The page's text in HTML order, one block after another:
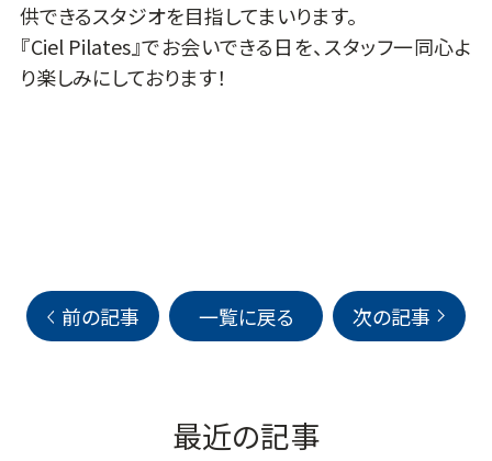
供できるスタジオを目指してまいります。
『Ciel Pilates』でお会いできる日を、スタッフ一同心よ
り楽しみにしております！
前の記事 一覧に戻る 次の記事
最近の記事